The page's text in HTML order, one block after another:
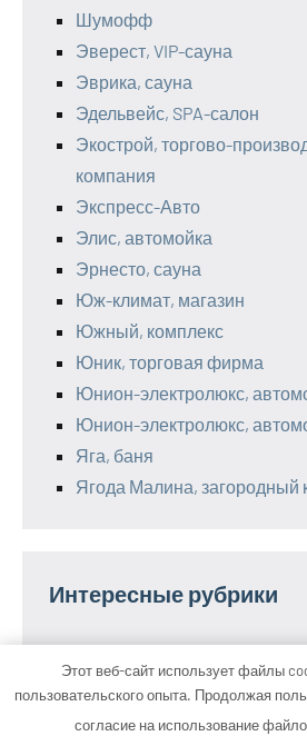
Шумофф
Эверест, VIP-сауна
Эврика, сауна
Эдельвейс, SPA-салон
Экострой, торгово-
компания
Экспресс-Авто
Элис, автомойка
Эрнесто, сауна
Юж-климат, магазин
Южный, комплекс
Юник, торговая фирма
Юнион-электролюкс,
Юнион-электролюкс,
Яга, баня
Ягода Малина, загородный
Интересные рубрики
Дизайн для дома и квартиры
О бизнесе и финансах
Этот веб-сайт использует файлы
пользовательского опыта. Продолжая
согласие на использование